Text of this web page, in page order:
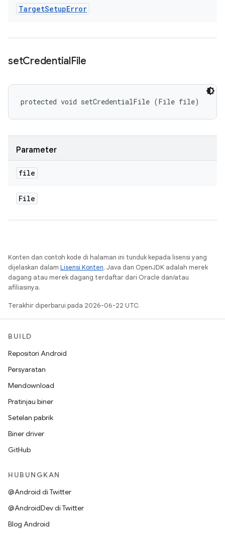
TargetSetupError
setCredentialFile
protected void setCredentialFile (File file)
Parameter
file
File
Konten dan contoh kode di halaman ini tunduk kepada lisensi yang
dijelaskan dalam Lisensi Konten. Java dan OpenJDK adalah merek
dagang atau merek dagang terdaftar dari Oracle dan/atau
afiliasinya.
Terakhir diperbarui pada 2026-06-22 UTC.
BUILD
Repositori Android
Persyaratan
Mendownload
Pratinjau biner
Setelan pabrik
Biner driver
GitHub
HUBUNGKAN
@Android di Twitter
@AndroidDev di Twitter
Blog Android